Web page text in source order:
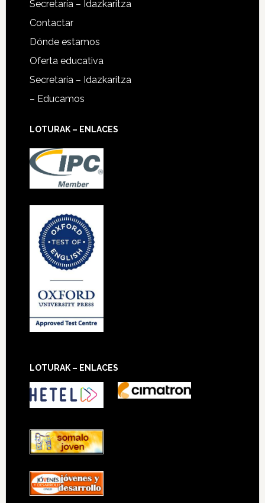
Secretaría – Idazkaritza
Contactar
Dónde estamos
Oferta educativa
Secretaría – Idazkaritza
– Educamos
LOTURAK – ENLACES
LOTURAK – ENLACES